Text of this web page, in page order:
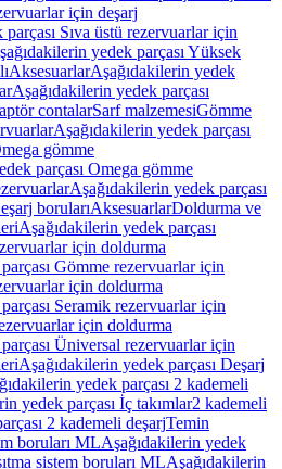
için deşarj
Sıva üstü rezervuarlar için
yedek parçası Yüksek
AksesuarlarAşağıdakilerin yedek
Aşağıdakilerin yedek parçası
contalarSarf malzemesiGömme
Aşağıdakilerin yedek parçası
gömme
parçası Omega gömme
Aşağıdakilerin yedek parçası
borularıAksesuarlarDoldurma ve
Aşağıdakilerin yedek parçası
için doldurma
Gömme rezervuarlar için
için doldurma
Seramik rezervuarlar için
için doldurma
Üniversal rezervuarlar için
Aşağıdakilerin yedek parçası Deşarj
yedek parçası 2 kademeli
yedek parçası İç takımlar2 kademeli
2 kademeli deşarjTemin
boruları MLAşağıdakilerin yedek
sistem boruları MLAşağıdakilerin